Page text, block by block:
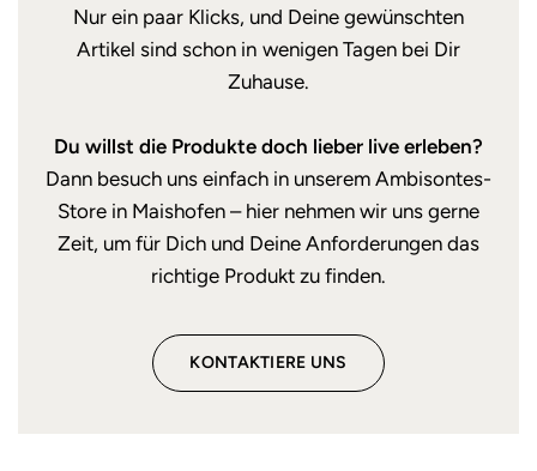
Nur ein paar Klicks, und Deine gewünschten
Artikel sind schon in wenigen Tagen bei Dir
Zuhause.
Du willst die Produkte doch lieber live erleben?
Dann besuch uns einfach in unserem Ambisontes-
Store in Maishofen – hier nehmen wir uns gerne
Zeit, um für Dich und Deine Anforderungen das
richtige Produkt zu finden.
KONTAKTIERE UNS